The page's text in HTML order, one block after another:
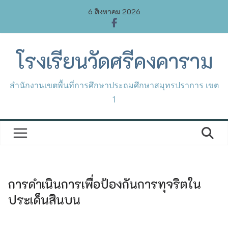
content
6 สิงหาคม 2026
โรงเรียนวัดศรีคงคาราม
สำนักงานเขตพื้นที่การศึกษาประถมศึกษาสมุทรปราการ เขต
1
การดำเนินการเพื่อป้องกันการทุจริตใน
ประเด็นสินบน